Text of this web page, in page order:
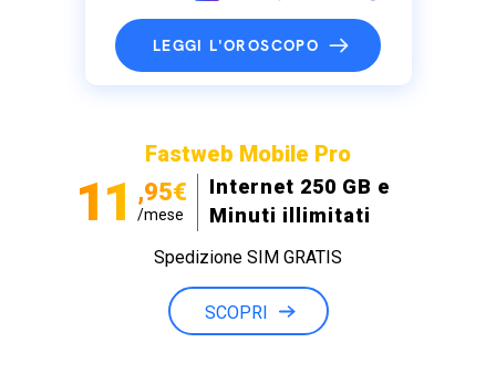
LEGGI L'OROSCOPO
Fastweb Mobile Pro
11 ,95€
/mese
Internet 250 GB e
Minuti illimitati
Spedizione SIM GRATIS
SCOPRI